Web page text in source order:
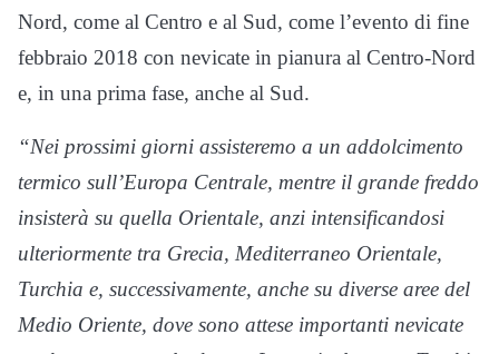
Nord, come al Centro e al Sud, come l’evento di fine
febbraio 2018 con nevicate in pianura al Centro-Nord
e, in una prima fase, anche al Sud.
“Nei prossimi giorni assisteremo a un addolcimento
termico sull’Europa Centrale, mentre il grande freddo
insisterà su quella Orientale, anzi intensificandosi
ulteriormente tra Grecia, Mediterraneo Orientale,
Turchia e, successivamente, anche su diverse aree del
Medio Oriente, dove sono attese importanti nevicate